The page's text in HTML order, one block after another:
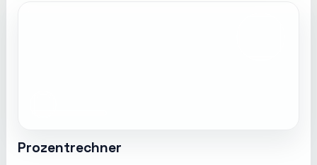
Prozentrechner